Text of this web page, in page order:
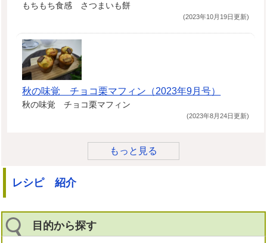
もちもち食感 さつまいも餅
(2023年10月19日更新)
秋の味覚 チョコ栗マフィン（2023年9月号）
秋の味覚 チョコ栗マフィン
(2023年8月24日更新)
もっと見る
レシピ 紹介
目的から探す